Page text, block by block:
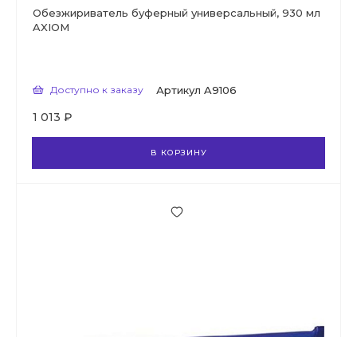
Обезжириватель буферный универсальный, 930 мл
AXIOM
Доступно к заказу Артикул A9106
1 013 ₽
В КОРЗИНУ